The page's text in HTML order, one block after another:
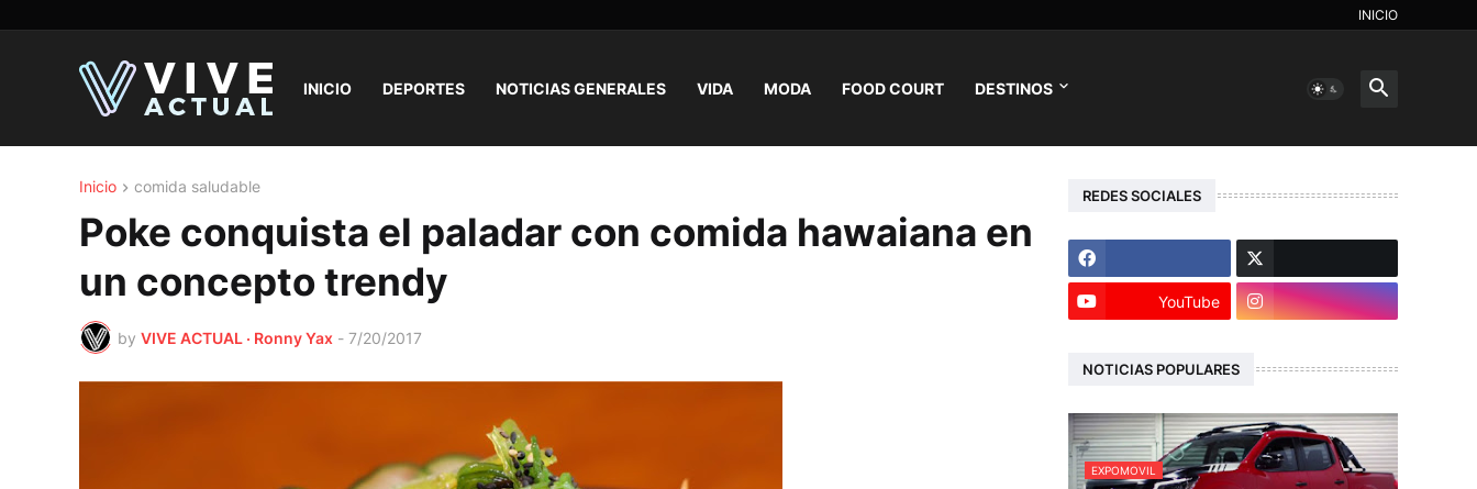
INICIO
INICIO DEPORTES NOTICIAS GENERALES VIDA MODA FOOD COURT DESTINOS
Inicio comida saludable
Poke conquista el paladar con comida hawaiana en
un concepto trendy
by VIVE ACTUAL · Ronny Yax - 7/20/2017
REDES SOCIALES
YouTube
NOTICIAS POPULARES
EXPOMOVIL